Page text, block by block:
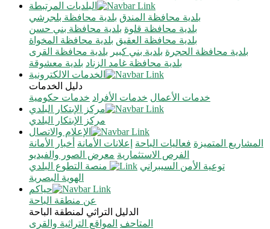
البلديات المرتبطة
بلدية محافظة بلجرشي بلدية محافظة المندق
بلدية محافظة بني حسن بلدية محافظة قلوة
بلدية محافظة المخواة بلدية محافظة العقيق
بلدية محافظة القرى بلدية بني كبير بلدية محافظة الحجرة
بلدية معشوقة بلدية محافظة غامد الزناد
الخدمات الالكترونية
دليل الخدمات
خدمات حكومية خدمات الأفراد خدمات الأعمال
مركز الإبتكار البلدي
مركز الإبتكار البلدي
الإعلام والاتصال
أخبار الأمانة إعلانات الأمانة فعاليات الباحة المشاريع المتميزة
معرض الصور والفيديو الفرص الاستثمارية
منصة التطوع البلدي
توعية الأمن السيبراني
الهوية البصرية
حياكم
عن منطقة الباحة
الدليل التراثي لمنطقة الباحة
المواقع التراثية والقرى المتاحف